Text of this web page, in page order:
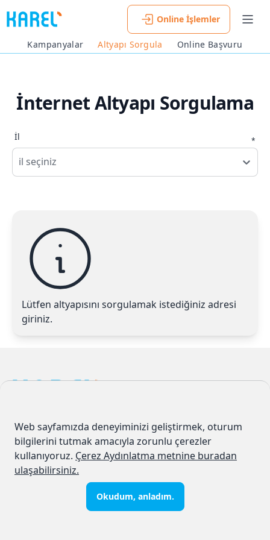
Online İşlemler
Menü
Kampanyalar
Altyapı Sorgula Online Başvuru
İnternet Altyapı Sorgulama
İl *
Lütfen altyapısını sorgulamak istediğiniz adresi
giriniz.
HİZMETLER
İnternet
KVKK VE GÜVENLİK
Kişisel Verilerin
Korunması Politikası
Web sayfamızda deneyiminizi geliştirmek, oturum
bilgilerini tutmak amacıyla zorunlu çerezler
kullanıyoruz. Çerez Aydınlatma metnine buradan
ulaşabilirsiniz.
Okudum, anladım.